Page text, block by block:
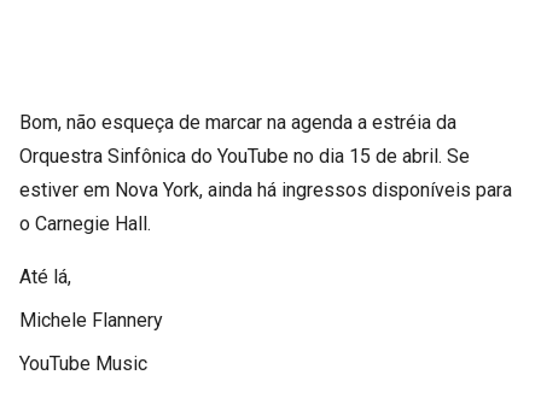
Bom, não esqueça de marcar na agenda a estréia da
Orquestra Sinfônica do YouTube no dia 15 de abril. Se
estiver em Nova York, ainda há ingressos disponíveis para
o Carnegie Hall.
Até lá,
Michele Flannery
YouTube Music